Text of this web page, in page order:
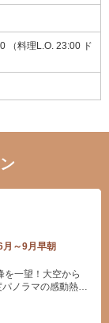
（料理L.O. 23:00 ド
月～9月早朝
を一望！大空から
ノラマの感動熱気